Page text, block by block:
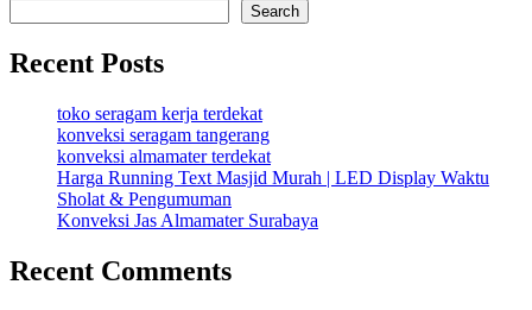
Search
Recent Posts
toko seragam kerja terdekat
konveksi seragam tangerang
konveksi almamater terdekat
Harga Running Text Masjid Murah | LED Display Waktu
Sholat & Pengumuman
Konveksi Jas Almamater Surabaya
Recent Comments